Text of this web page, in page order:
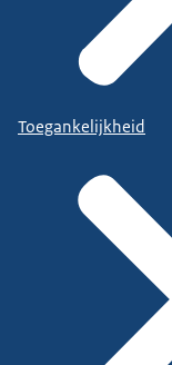
Toegankelijkheid